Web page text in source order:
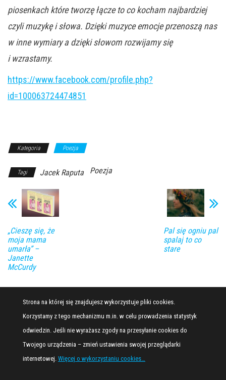
piosenkach które tworzę łącze to co kocham najbardziej
czyli muzykę i słowa. Dzięki muzyce emocje przenoszą nas
w inne wymiary a dzięki słowom rozwijamy się
i wzrastamy.
https://www.facebook.com/profile.php?
id=100063724474851
Kategoria Poezja
Tagi Jacek Raputa Poezja
„Cieszę się, że
moja mama
umarła” –
Janette
McCurdy
Pal się ogniu pal
spalaj to co
stare
Strona na której się znajdujesz wykorzystuje pliki cookies.
Korzystamy z tego mechanizmu m.in. w celu prowadzenia statystyk
odwiedzin. Jeśli nie wyrażasz zgody na przesyłanie cookies do
Twojego urządzenia – zmień ustawienia swojej przeglądarki
internetowej. Więcej o wykorzystaniu cookies…